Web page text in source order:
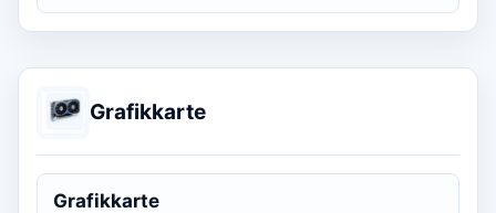
Grafikkarte
Grafikkarte